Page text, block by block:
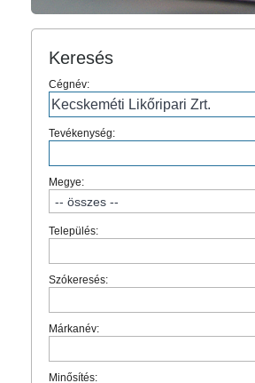
Keresés
Cégnév:
Tevékenység:
Megye:
Település:
Szókeresés:
Márkanév:
Minősítés: